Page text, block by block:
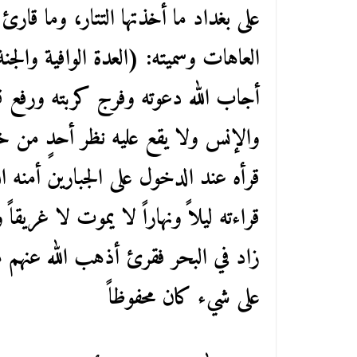
على بغداد ما أخذتها التتار،
العاهات وسميته: (العدة الوافية
أجاب الله دعوته وفرج كربته
والإنس ولا يقع عليه نظر أحدٍ من
قرأه عند الدخول على الجبارين
قراءته ليلاً ونهاراً لا يموت لا
زاد في البحر فقرئ أذهب الله عنهم
على شيء كان محفوظاً